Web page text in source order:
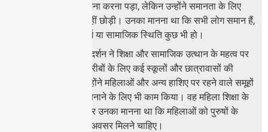
और पूर्वाग्रह का सामना करना पड़ा, लेकिन उन्होंने समानता के लिए
अपनी लड़ाई कभी नहीं छोड़ी। उनका मानना था कि सभी लोग समान हैं,
चाहे उनकी जाति, धर्म या सामाजिक स्थिति कुछ भी हो।
उनका दर्शन: गुरु के दर्शन ने शिक्षा और सामाजिक उत्थान के महत्व पर
जोर दिया। उन्होंने गरीबों के लिए कई स्कूलों और छात्रावासों की
स्थापना की, और उन्होंने महिलाओं और अन्य हाशिए पर रहने वाले समूहों
के जीवन को बेहतर बनाने के लिए भी काम किया। वह महिला शिक्षा के
प्रबल समर्थक थे और उनका मानना था कि महिलाओं को पुरुषों के
समान अधिकार और अवसर मिलने चाहिए।